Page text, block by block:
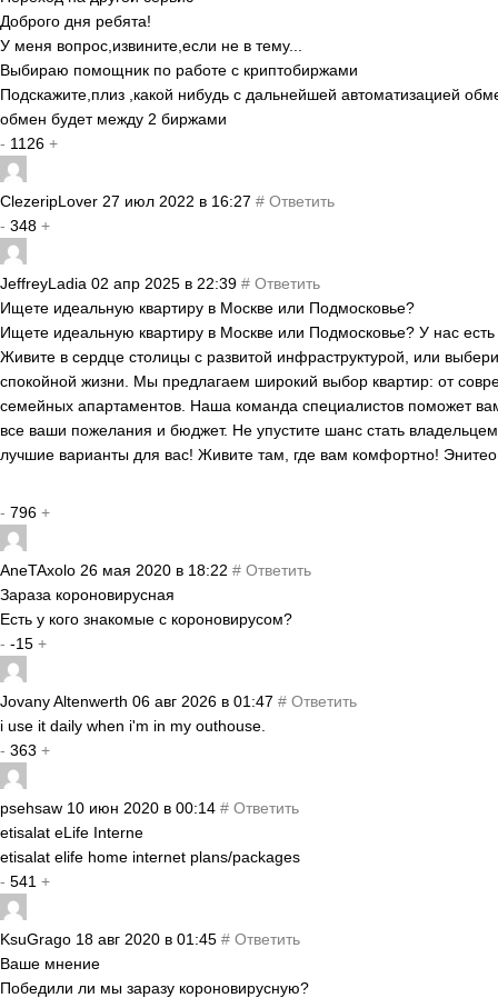
Доброго дня ребята!
У меня вопрос,извините,если не в тему...
Выбираю помощник по работе с криптобиржами
Подскажите,плиз ,какой нибудь с дальнейшей автоматизацией
обмен будет между 2 биржами
- 1126 +
ClezeripLover 27 июл 2022 в 16:27 # Ответить
- 348 +
JeffreyLadia 02 апр 2025 в 22:39 # Ответить
Ищете идеальную квартиру в Москве или Подмосковье?
Ищете идеальную квартиру в Москве или Подмосковье? У нас
Живите в сердце столицы с развитой инфраструктурой, или
спокойной жизни. Мы предлагаем широкий выбор квартир: от
семейных апартаментов. Наша команда специалистов поможет
все ваши пожелания и бюджет. Не упустите шанс стать
лучшие варианты для вас! Живите там, где вам комфортно!
- 796 +
AneTAxolo 26 мая 2020 в 18:22 # Ответить
Зараза короновирусная
Есть у кого знакомые с короновирусом?
- -15 +
Jovany Altenwerth 06 авг 2026 в 01:47 # Ответить
i use it daily when i'm in my outhouse.
- 363 +
psehsaw 10 июн 2020 в 00:14 # Ответить
etisalat eLife Interne
etisalat elife home internet plans/packages
- 541 +
KsuGrago 18 авг 2020 в 01:45 # Ответить
Ваше мнение
Победили ли мы заразу короновирусную?